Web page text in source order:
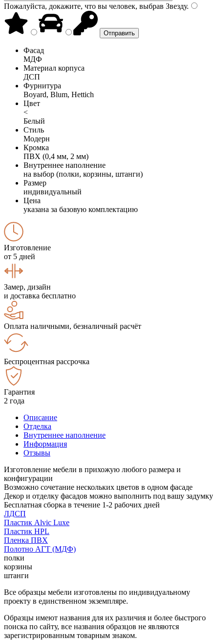
Пожалуйста, докажите, что вы человек, выбрав Звезду.
Фасад
МДФ
Материал корпуса
ДСП
Фурнитура
Boyard, Blum, Hettich
Цвет
<
Белый
Стиль
Модерн
Кромка
ПВХ (0,4 мм, 2 мм)
Внутреннее наполнение
на выбор (полки, корзины, штанги)
Размер
индивидуальный
Цена
указана за базовую комплектацию
Изготовление
от 5 дней
Замер, дизайн
и доставка бесплатно
Оплата наличными, безналичный расчёт
Беспроцентная рассрочка
Гарантия
2 года
Описание
Отделка
Внутреннее наполнение
Информация
Отзывы
Изготовление мебели в прихожую любого размера и
конфигурации
Возможно сочетание нескольких цветов в одном фасаде
Декор и отделку фасадов можно выполнить под вашу задумку
Бесплатная сборка в течение 1-2 рабочих дней
ЛДСП
Пластик Alvic Luxe
Пластик HPL
Пленка ПВХ
Полотно АГТ (МДФ)
полки
корзины
штанги
Все образцы мебели изготовлены по индивидуальному
проекту в единственном экземпляре.
Образцы имеют названия для их различия и более быстрого
поиска по сайту, все названия образцов не являются
зарегистрированным товарным знаком.